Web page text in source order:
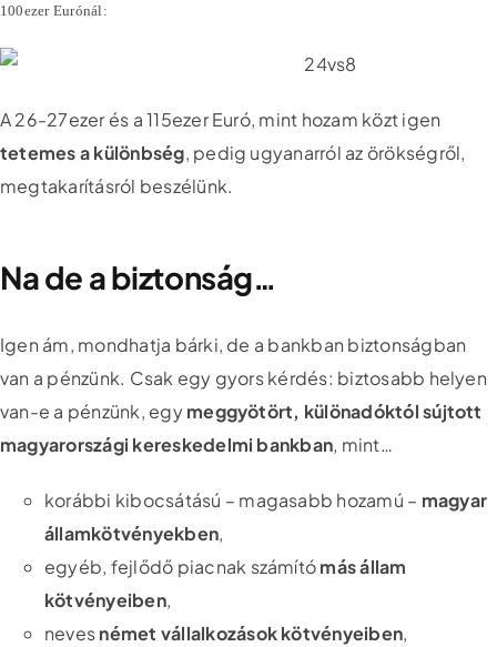
100ezer Eurónál:
A 26-27ezer és a 115ezer Euró, mint hozam közt igen
tetemes a különbség, pedig ugyanarról az örökségről,
megtakarításról beszélünk.
Na de a biztonság…
Igen ám, mondhatja bárki, de a bankban biztonságban
van a pénzünk. Csak egy gyors kérdés: biztosabb helyen
van-e a pénzünk, egymeggyötört, különadóktól sújtott
magyarországi kereskedelmi bankban, mint…
korábbi kibocsátású – magasabb hozamú – magyar
államkötvényekben,
egyéb, fejlődő piacnak számítómás állam
kötvényeiben,
nevesnémet vállalkozások kötvényeiben,